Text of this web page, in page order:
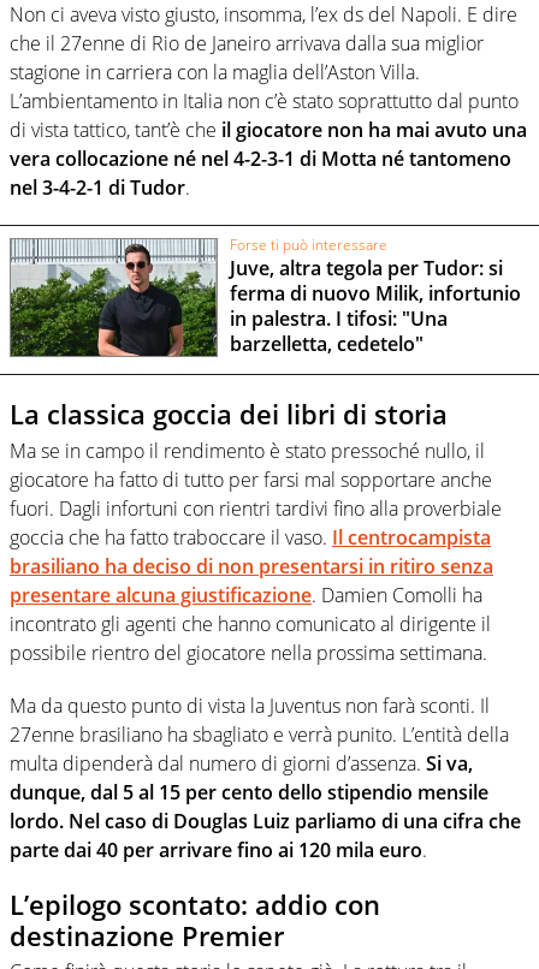
Non ci aveva visto giusto, insomma, l’ex ds del Napoli. E dire
che il 27enne di Rio de Janeiro arrivava dalla sua miglior
stagione in carriera con la maglia dell’Aston Villa.
L’ambientamento in Italia non c’è stato soprattutto dal punto
di vista tattico, tant’è che il giocatore non ha mai avuto una
vera collocazione né nel 4-2-3-1 di Motta né tantomeno
nel 3-4-2-1 di Tudor.
Forse ti può interessare
Juve, altra tegola per Tudor: si
ferma di nuovo Milik, infortunio
in palestra. I tifosi: "Una
barzelletta, cedetelo"
La classica goccia dei libri di storia
Ma se in campo il rendimento è stato pressoché nullo, il
giocatore ha fatto di tutto per farsi mal sopportare anche
fuori. Dagli infortuni con rientri tardivi fino alla proverbiale
goccia che ha fatto traboccare il vaso. Il centrocampista
brasiliano ha deciso di non presentarsi in ritiro senza
presentare alcuna giustificazione. Damien Comolli ha
incontrato gli agenti che hanno comunicato al dirigente il
possibile rientro del giocatore nella prossima settimana.
Ma da questo punto di vista la Juventus non farà sconti. Il
27enne brasiliano ha sbagliato e verrà punito. L’entità della
multa dipenderà dal numero di giorni d’assenza. Si va,
dunque, dal 5 al 15 per cento dello stipendio mensile
lordo. Nel caso di Douglas Luiz parliamo di una cifra che
parte dai 40 per arrivare fino ai 120 mila euro.
L’epilogo scontato: addio con
destinazione Premier